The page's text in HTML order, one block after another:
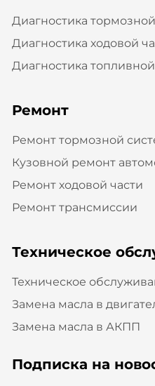
Диагностика
Диагностика ходовой
Диагностика
Ремонт
Ремонт тормозной
Кузовной ремонт
Ремонт ходовой части
Ремонт трансмиссии
Техническое
Техническое
Замена масла в
Замена масла в АКПП
Подписка на